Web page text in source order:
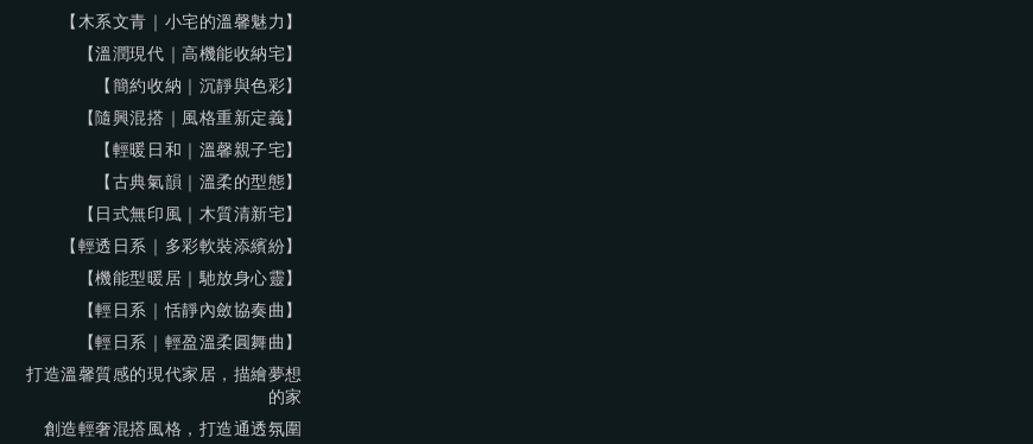
【木系文青｜小宅的溫馨魅力】
【溫潤現代｜高機能收納宅】
【簡約收納｜沉靜與色彩】
【隨興混搭｜風格重新定義】
【輕暖日和｜溫馨親子宅】
【古典氣韻｜溫柔的型態】
【日式無印風｜木質清新宅】
【輕透日系｜多彩軟裝添繽紛】
【機能型暖居｜馳放身心靈】
【輕日系｜恬靜內斂協奏曲】
【輕日系｜輕盈溫柔圓舞曲】
打造溫馨質感的現代家居，描繪夢想
的家
創造輕奢混搭風格，打造通透氛圍